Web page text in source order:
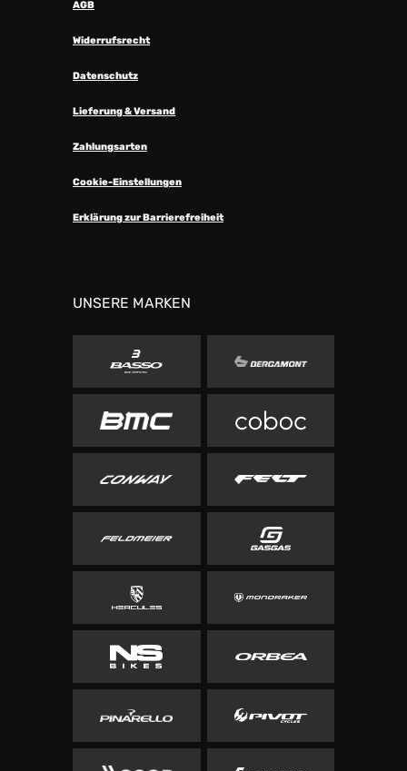
AGB
Widerrufsrecht
Datenschutz
Lieferung & Versand
Zahlungsarten
Cookie-Einstellungen
Erklärung zur Barrierefreiheit
UNSERE MARKEN